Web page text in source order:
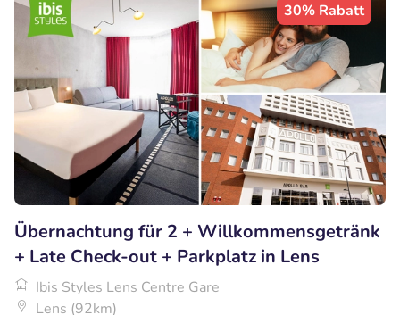
30% Rabatt
Übernachtung für 2 + Willkommensgetränk
+ Late Check-out + Parkplatz in Lens
Ibis Styles Lens Centre Gare
Lens (92km)